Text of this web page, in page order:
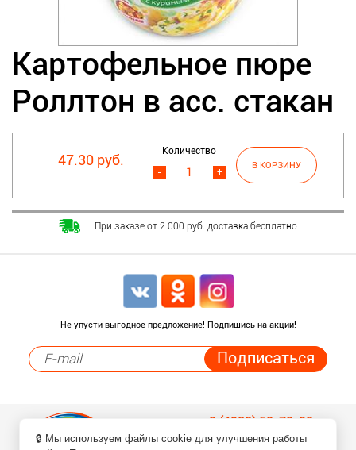
Картофельное пюре
Роллтон в асс. стакан
47.30 руб.
Количество
+
-
При заказе от 2 000 руб. доставка бесплатно
Не упусти выгодное предложение! Подпишись на акции!
8 (4932) 50-70-90
Заказ товаров по телефонам
🔒 Мы используем файлы cookie для улучшения работы